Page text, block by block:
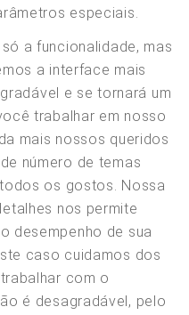
especiais.
a funcionalidade, mas
a interface mais
e se tornará um
trabalhar em nosso
mais nossos queridos
número de temas
os gostos. Nossa
nos permite
desempenho de sua
caso cuidamos dos
com o
é desagradável, pelo